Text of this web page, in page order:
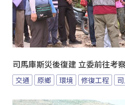
司馬庫斯災後復建 立委前往考
交通 原鄉 環境 修復工程